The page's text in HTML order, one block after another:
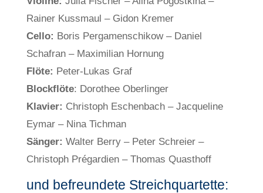
Rainer Kussmaul – Gidon Kremer
Cello: Boris Pergamenschikow – Daniel
Schafran – Maximilian Hornung
Flöte: Peter-Lukas Graf
Blockflöte: Dorothee Oberlinger
Klavier: Christoph Eschenbach – Jacqueline
Eymar – Nina Tichman
Sänger: Walter Berry – Peter Schreier –
Christoph Prégardien – Thomas Quasthoff
und befreundete Streichquartette: